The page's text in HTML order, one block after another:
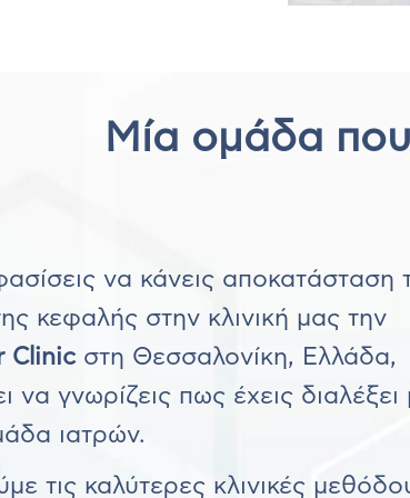
Μία ομάδα που
να κάνεις αποκατάσταση
κεφαλής στην κλινική μας την
Clinicστη Θεσσαλονίκη, Ελλάδα,
να γνωρίζεις πως έχεις διαλέξει
ιατρών.
τις καλύτερες κλινικές